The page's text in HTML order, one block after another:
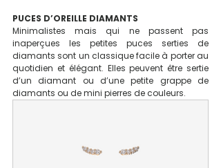
PUCES D’OREILLE DIAMANTS
Minimalistes mais qui ne passent pas
inaperçues les petites puces serties de
diamants sont un classique facile à porter au
quotidien et élégant. Elles peuvent être sertie
d’un diamant ou d’une petite grappe de
diamants ou de mini pierres de couleurs.